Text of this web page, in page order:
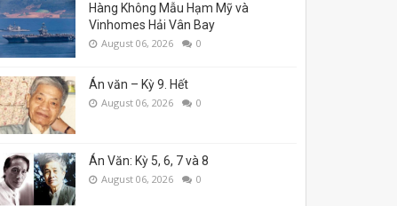
Hàng Không Mẫu Hạm Mỹ và
Vinhomes Hải Vân Bay
August 06, 2026 0
Án văn – Kỳ 9. Hết
August 06, 2026 0
Án Văn: Kỳ 5, 6, 7 và 8
August 06, 2026 0